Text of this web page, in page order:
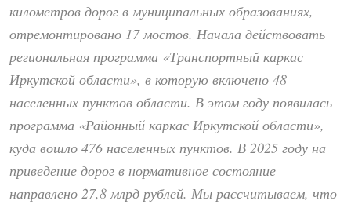
километров дорог в муниципальных образованиях,
отремонтировано 17 мостов. Начала действовать
региональная программа «Транспортный каркас
Иркутской области», в которую включено 48
населенных пунктов области. В этом году появилась
программа «Районный каркас Иркутской области»,
куда вошло 476 населенных пунктов. В 2025 году на
приведение дорог в нормативное состояние
направлено 27,8 млрд рублей. Мы рассчитываем, что